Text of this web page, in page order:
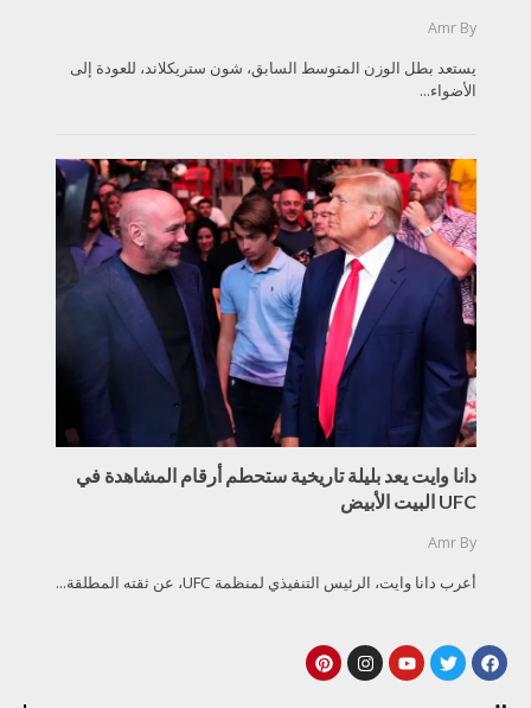
By
Amr
يستعد بطل الوزن المتوسط السابق، شون ستريكلاند، للعودة إلى
الأضواء...
دانا وايت يعد بليلة تاريخية ستحطم أرقام المشاهدة في
UFC البيت الأبيض
By
Amr
أعرب دانا وايت، الرئيس التنفيذي لمنظمة UFC، عن ثقته المطلقة...